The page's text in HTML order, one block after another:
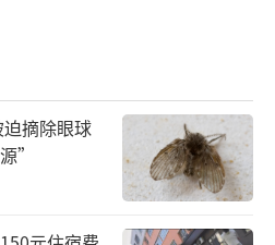
罪嫌疑人。
：“刚开始我就是想看看
摘除眼球
”